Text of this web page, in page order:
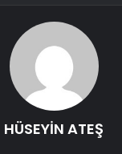
HÜSEYİN ATEŞ